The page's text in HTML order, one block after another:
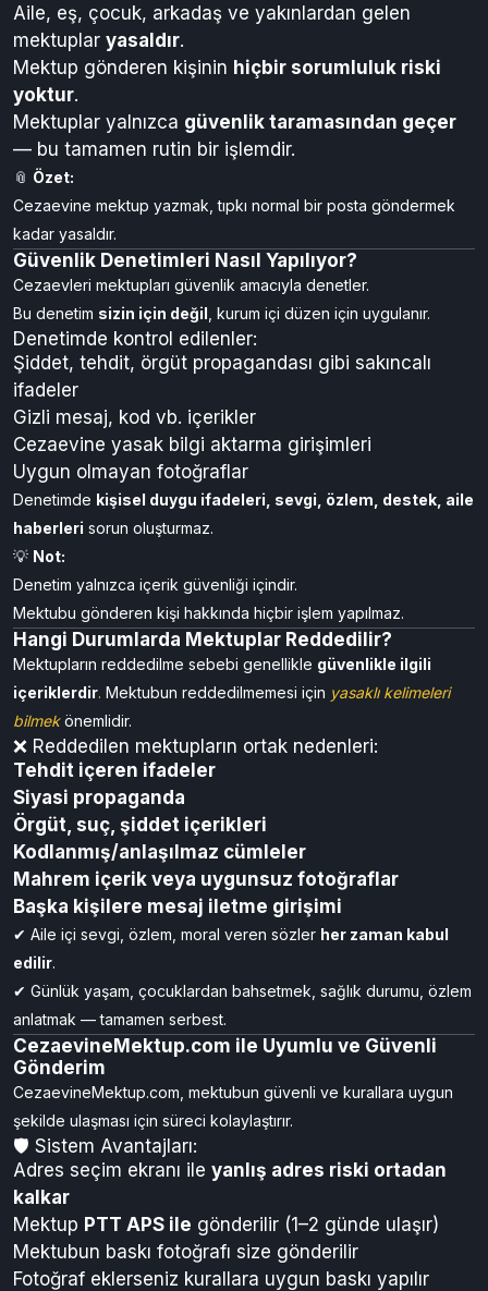
Aile, eş, çocuk, arkadaş ve yakınlardan gelen
mektuplar yasaldır.
Mektup gönderen kişinin hiçbir sorumluluk riski
yoktur.
Mektuplar yalnızca güvenlik taramasından geçer
— bu tamamen rutin bir işlemdir.
📎 Özet:
Cezaevine mektup yazmak, tıpkı normal bir posta göndermek
kadar yasaldır.
Güvenlik Denetimleri Nasıl Yapılıyor?
Cezaevleri mektupları güvenlik amacıyla denetler.
Bu denetim sizin için değil , kurum içi düzen için uygulanır.
Denetimde kontrol edilenler:
Şiddet, tehdit, örgüt propagandası gibi sakıncalı
ifadeler
Gizli mesaj, kod vb. içerikler
Cezaevine yasak bilgi aktarma girişimleri
Uygun olmayan fotoğraflar
Denetimde kişisel duygu ifadeleri, sevgi, özlem, destek, aile
haberleri sorun oluşturmaz.
💡 Not:
Denetim yalnızca içerik güvenliği içindir.
Mektubu gönderen kişi hakkında hiçbir işlem yapılmaz.
Hangi Durumlarda Mektuplar Reddedilir?
Mektupların reddedilme sebebi genellikle güvenlikle ilgili
içeriklerdir. Mektubun reddedilmemesi için yasaklı kelimeleri
bilmekönemlidir.
❌ Reddedilen mektupların ortak nedenleri:
Tehdit içeren ifadeler
Siyasi propaganda
Örgüt, suç, şiddet içerikleri
Kodlanmış/anlaşılmaz cümleler
Mahrem içerik veya uygunsuz fotoğraflar
Başka kişilere mesaj iletme girişimi
✔ Aile içi sevgi, özlem, moral veren sözler her zaman kabul
edilir.
✔ Günlük yaşam, çocuklardan bahsetmek, sağlık durumu, özlem
anlatmak — tamamen serbest.
CezaevineMektup.com ile Uyumlu ve Güvenli
Gönderim
CezaevineMektup.com, mektubun güvenli ve kurallara uygun
şekilde ulaşması için süreci kolaylaştırır.
🛡 Sistem Avantajları:
Adres seçim ekranı ile yanlış adres riski ortadan
kalkar
Mektup PTT APS ile gönderilir (1–2 günde ulaşır)
Mektubun baskı fotoğrafı size gönderilir
Fotoğraf eklerseniz kurallara uygun baskı yapılır